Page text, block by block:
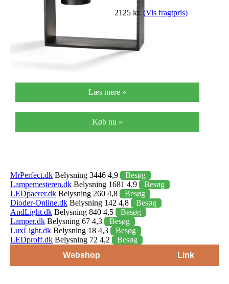
2125 kr. (Vis fragtpris)
Læs mere »
Køb nu »
MrPerfect.dk Belysning 3446 4,9
Besøg
Lampemesteren.dk Belysning 1681 4,9
Besøg
LEDpaerer.dk Belysning 260 4,8
Besøg
Dioder-Online.dk Belysning 142 4,8
Besøg
AndLight.dk Belysning 840 4,5
Besøg
Lamper.dk Belysning 67 4,3
Besøg
LuxLight.dk Belysning 18 4,3
Besøg
LEDproff.dk Belysning 72 4,2
Besøg
Webshop
Link